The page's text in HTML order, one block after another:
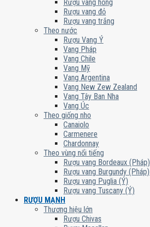
Rượu vang hồng
Rượu vang đỏ
Rượu vang trắng
Theo nước
Rượu Vang Ý
Vang Pháp
Vang Chile
Vang Mỹ
Vang Argentina
Vang New Zew Zealand
Vang Tây Ban Nha
Vang Úc
Theo giống nho
Canaiolo
Carmenere
Chardonnay
Theo vùng nổi tiếng
Rượu vang Bordeaux (Pháp)
Rượu vang Burgundy (Pháp)
Rượu vang Puglia (Ý)
Rượu vang Tuscany (Ý)
RƯỢU MẠNH
Thương hiệu lớn
Rượu Chivas